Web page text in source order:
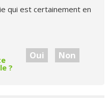
qui est certainement en
?
Oui Non